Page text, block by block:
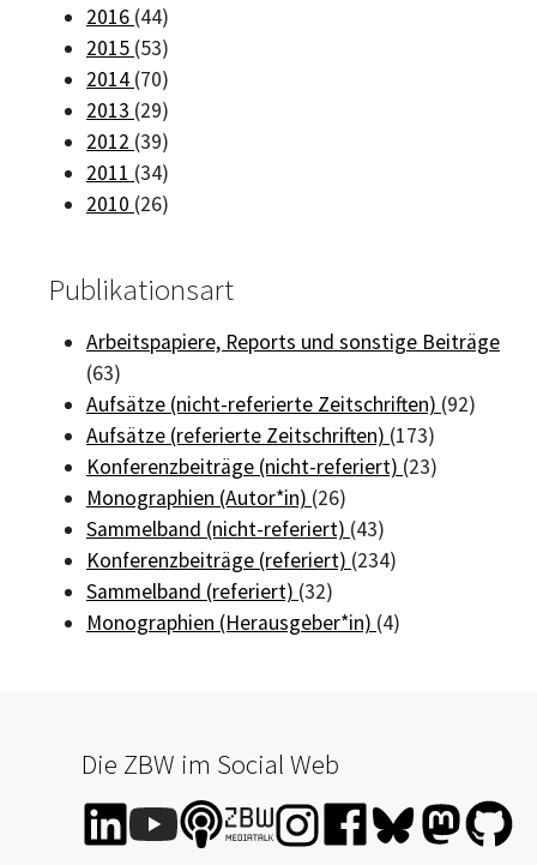
2016 (44)
2015 (53)
2014 (70)
2013 (29)
2012 (39)
2011 (34)
2010 (26)
Publikationsart
Arbeitspapiere, Reports und sonstige Beiträge
(63)
Aufsätze (nicht-referierte Zeitschriften) (92)
Aufsätze (referierte Zeitschriften) (173)
Konferenzbeiträge (nicht-referiert) (23)
Monographien (Autor*in) (26)
Sammelband (nicht-referiert) (43)
Konferenzbeiträge (referiert) (234)
Sammelband (referiert) (32)
Monographien (Herausgeber*in) (4)
Die ZBW im Social Web